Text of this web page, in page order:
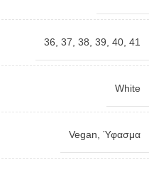
36, 37, 38, 39, 40, 41
White
Vegan, Ύφασμα